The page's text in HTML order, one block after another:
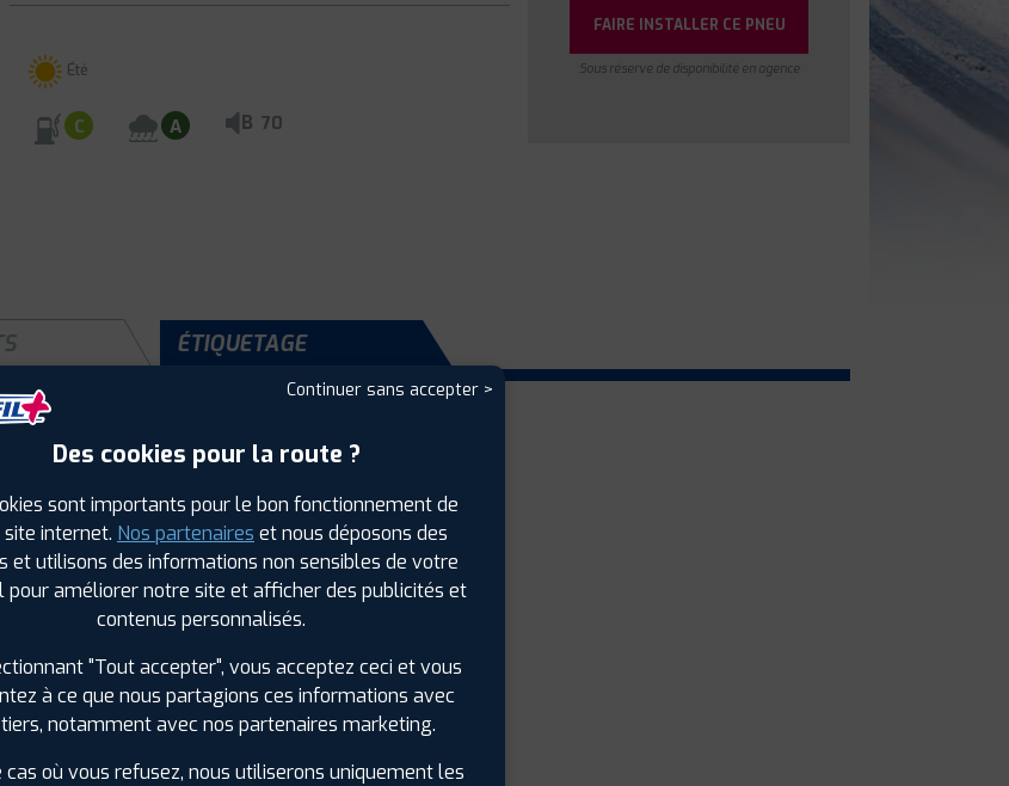
Été
C A B 70
FAIRE INSTALLER CE PNEU
Sous réserve de disponibilité en agence
ÉTIQUETAGE
Été
:235
:50
:19
:99
de roulement externe : 70
au roulement :
sur sol mouillé : A
EAN :
Continuer sans accepter >
Des cookies pour la route ?
sont importants pour le bon fonctionnement de
internet. Nos partenaires et nous déposons des
et utilisons des informations non sensibles de votre
pour améliorer notre site et afficher des publicités et
contenus personnalisés.
"Tout accepter", vous acceptez ceci et vous
à ce que nous partagions ces informations avec
notamment avec nos partenaires marketing.
cas où vous refusez, nous utiliserons uniquement les